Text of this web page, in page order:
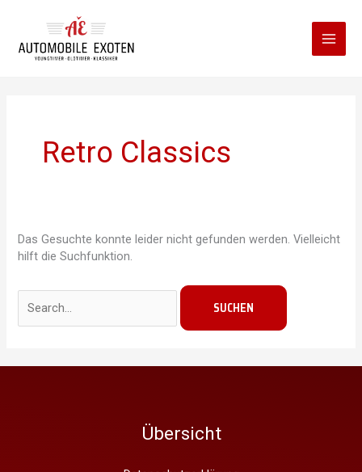
springen
Retro Classics
Das Gesuchte konnte leider nicht gefunden werden. Vielleicht
hilft die Suchfunktion.
Suchen
nach:
Übersicht